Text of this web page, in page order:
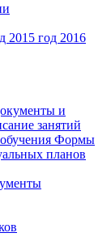
2015 год 2016
и
занятий
Формы
планов